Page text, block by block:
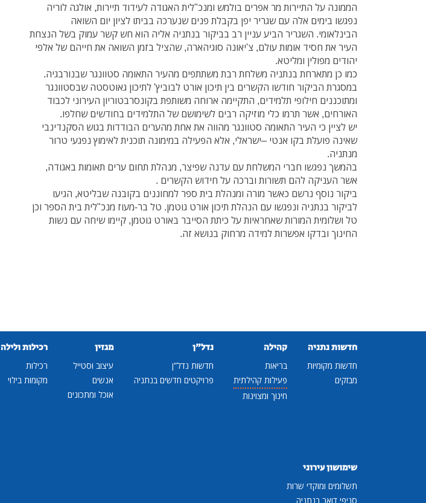
הממונה על התיירות מר אפרים בולמש ומנכ"לית האגודה לעידוד תיירות, אולגה לוריה
נפגשו בימים אלה עם שגריר יפן בקבלת פנים שנערכה בביתו לציון יום השואה
הבינלאומי. השגריר הביע עניין רב בביקור בנתניה אליה הוא חש קשר עמוק בשל הנצחת
העיר את חסיד אומות עולם, צ'יאונה סוגיהארה, שהציל בזמן השואה את חייהם של אלפי
יהודים מפולין ומליטא.
כמו כן מתארחת בנתניה משלחת רבת משתתפים מהעיר התאומה סטוונגר שבנורבגיה.
במסגרת הביקור חודשו הקשרים בין תיכון אורט לבוביץ' לתיכון גאוטסטה שבסטוונגר
ומתוכננים חילופי תלמידים, התקיימה ארוחה משותפת בקונסרבטוריון העירוני לכבוד
האורחים, אשר תרמו כלי מוזיקה רבים לשימושם של התלמידים בחודשים שחלפו.
יש לציין כי העיר התאומה סטוונגר מהווה את אחת מהערים הבודדות בגוש הסקנדינבי
שאינה פועלת בקו אנטי –ישראלי, אלא הפעילה במימונה תוכנית לאימוץ נפגעי טרור
מנתניה.
בהמשך נפגשו חברי המשלחת עם עדנה שפיצר, מנהלת תחום ערים תאומות באגודה,
אשר העניקה להם תשורות וברכה על חידוש הקשרים .
ביקור נוסף נרשם כאשר מורה ומנהלת בית ספר למחוננים בקובנה שבליטא, הגיעו
לביקור בנתניה ונפגשו עם הנהלת תיכון אורט גוטמן. טל בר-מעוז מנכ"לית בית הספר וכן
טל ושלומית המורות שאחראיות על כיתת הסייבר באורט גוטמן, קיימו שיחה עם נשות
החינוך ובדקו אפשרות למידה מרחוק בנושא זה.
חדשות נתניה
חדשות מקומיות
מבזקים
קהילה
בריאות
פעילות קהילתית
חינוך ומצוינות
נדל"ן
חדשות נדל"ן
פרויקטים חדשים בנתניה
מגזין
עיצוב וסטייל
אנשים
אוכל ומתכונים
רכילות ולילה
רכילות
מקומות בילוי
שימושון עירוני
תשלומים ומוקדי שרות
סניפי דואר בנתניה